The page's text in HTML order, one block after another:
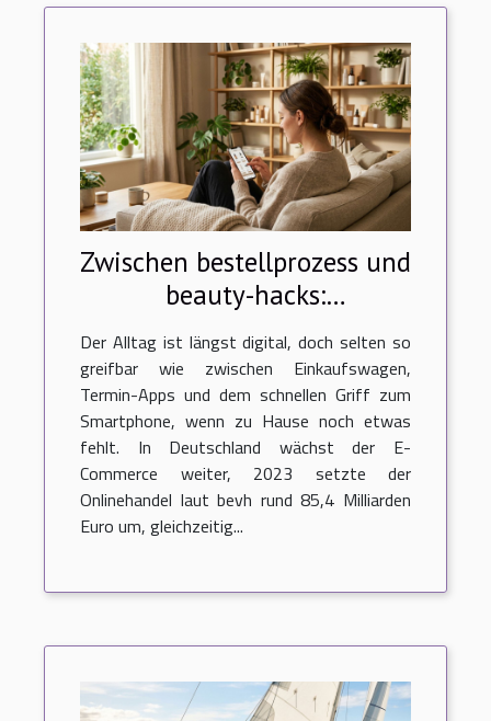
Zwischen bestellprozess und
beauty-hacks:
digitalisierung trifft alltag
Der Alltag ist längst digital, doch selten so
greifbar wie zwischen Einkaufswagen,
Termin-Apps und dem schnellen Griff zum
Smartphone, wenn zu Hause noch etwas
fehlt. In Deutschland wächst der E-
Commerce weiter, 2023 setzte der
Onlinehandel laut bevh rund 85,4 Milliarden
Euro um, gleichzeitig...